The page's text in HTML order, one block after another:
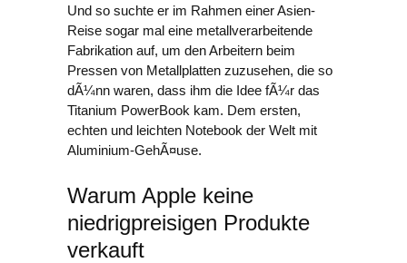
Und so suchte er im Rahmen einer Asien-
Reise sogar mal eine metallverarbeitende
Fabrikation auf, um den Arbeitern beim
Pressen von Metallplatten zuzusehen, die so
dÃ¼nn waren, dass ihm die Idee fÃ¼r das
Titanium PowerBook kam. Dem ersten,
echten und leichten Notebook der Welt mit
Aluminium-GehÃ¤use.
Warum Apple keine
niedrigpreisigen Produkte
verkauft